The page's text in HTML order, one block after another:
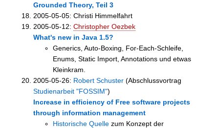
Grounded Theory, Teil 3
2005-05-05: Christi Himmelfahrt
2005-05-12: Christopher Oezbek
What's new in Java 1.5?
Generics, Auto-Boxing, For-Each-Schleife,
Enums, Static Import, Annotations und etwas
Kleinkram.
2005-05-26: Robert Schuster (Abschlussvortrag
Studienarbeit "FOSSIM")
Increase in efficiency of Free software projects
through information management
Historische Quelle zum Konzept der